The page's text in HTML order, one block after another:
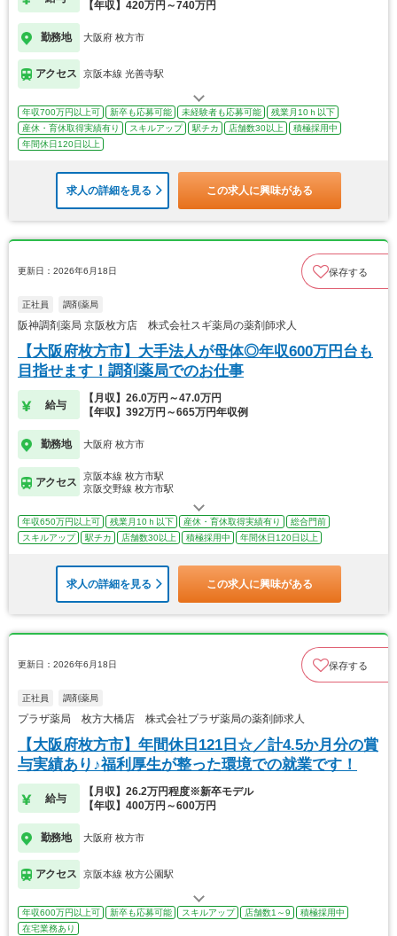
【年収】420万円～740万円
勤務地 大阪府 枚方市
アクセス 京阪本線 光善寺駅
年収700万円以上可 新卒も応募可能 未経験者も応募可能
残業月10ｈ以下
産休・育休取得実績有り
スキルアップ 駅チカ 店舗数30以上
積極採用中
年間休日120日以上
求人の詳細を見る この求人に興味がある
更新日：2026年6月18日 保存する
正社員 調剤薬局
阪神調剤薬局 京阪枚方店 株式会社スギ薬局の薬剤師求人
【大阪府枚方市】大手法人が母体◎年収600万円台も
目指せます！調剤薬局でのお仕事
給与
【月収】26.0万円～47.0万円
【年収】392万円～665万円年収例
勤務地 大阪府 枚方市
アクセス
京阪本線 枚方市駅
京阪交野線 枚方市駅
年収650万円以上可 残業月10ｈ以下 産休・育休取得実績有り
総合門前
スキルアップ
駅チカ 店舗数30以上 積極採用中 年間休日120日以上
求人の詳細を見る この求人に興味がある
更新日：2026年6月18日 保存する
正社員 調剤薬局
プラザ薬局 枚方大橋店 株式会社プラザ薬局の薬剤師求人
【大阪府枚方市】年間休日121日☆／計4.5か月分の賞
与実績あり♪福利厚生が整った環境での就業です！
給与
【月収】26.2万円程度※新卒モデル
【年収】400万円～600万円
勤務地 大阪府 枚方市
アクセス 京阪本線 枚方公園駅
年収600万円以上可 新卒も応募可能 スキルアップ 店舗数1～9
積極採用中
在宅業務あり